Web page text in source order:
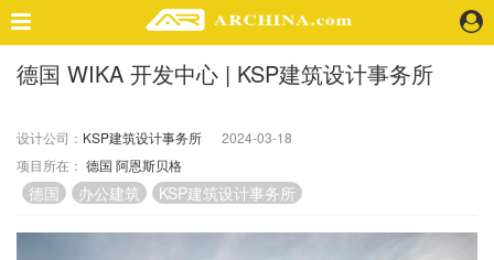
精选案例
景 观
室 内
视 频
德国 WIKA 开发中心 | KSP建筑设计事务所
设计公司： KSP建筑设计事务所
2024-03-18
项目所在： 德国 阿恩斯贝格
德国 办公建筑 KSP建筑设计事务所